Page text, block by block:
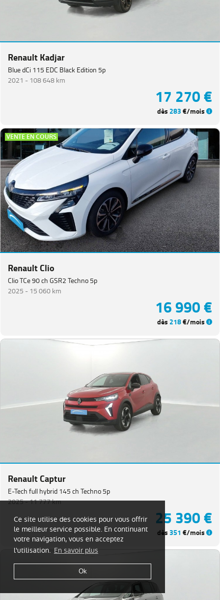
Ce site utilise des cookies pour vous offrir
le meilleur service possible. En continuant
votre navigation, vous en acceptez
l'utilisation. En savoir plus
Ok
Renault Kadjar
Blue dCi 115 EDC Black Edition 5p
2021 - 108 648 km
17 270 €
dès 283€/mois
VENTE EN COURS
Renault Clio
Clio TCe 90 ch GSR2 Techno 5p
2025 - 15 060 km
16 990 €
dès 218€/mois
Renault Captur
E-Tech full hybrid 145 ch Techno 5p
2025 -11 777 km
25 390 €
dès351 €/mois